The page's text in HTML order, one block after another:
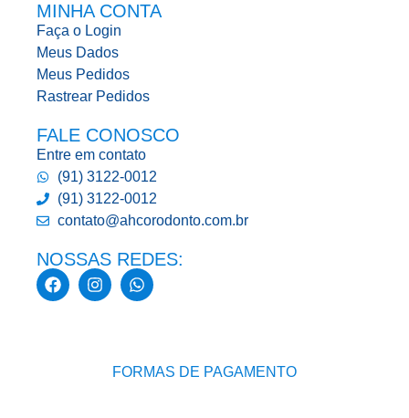
MINHA CONTA
Faça o Login
Meus Dados
Meus Pedidos
Rastrear Pedidos
FALE CONOSCO
Entre em contato
(91) 3122-0012
(91) 3122-0012
contato@ahcorodonto.com.br
NOSSAS REDES:
FORMAS DE PAGAMENTO